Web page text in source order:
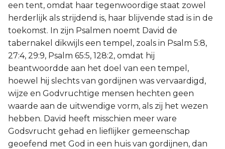
een tent, omdat haar tegenwoordige staat zowel
herderlijk als strijdend is, haar blijvende stad is in de
toekomst. In zijn Psalmen noemt David de
tabernakel dikwijls een tempel, zoals in Psalm 5:8,
27:4, 29:9, Psalm 65:5, 128:2, omdat hij
beantwoordde aan het doel van een tempel,
hoewel hij slechts van gordijnen was vervaardigd,
wijze en Godvruchtige mensen hechten geen
waarde aan de uitwendige vorm, als zij het wezen
hebben. David heeft misschien meer ware
Godsvrucht gehad en lieflijker gemeenschap
geoefend met God in een huis van gordijnen, dan